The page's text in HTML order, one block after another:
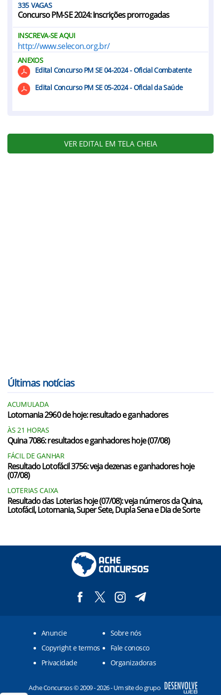
335
Concurso PM-SE 2024: Inscrições prorrogadas
INSCREVA-SE AQUI
http://www.selecon.org.br/
ANEXOS
Edital Concurso PM SE 04-2024 - Oficial Combatente
Edital Concurso PM SE 05-2024 - Oficial da Saúde
VER EDITAL EM TELA CHEIA
Últimas notícias
ACUMULADA
Lotomania 2960 de hoje: resultado e ganhadores
ÀS 21 HORAS
Quina 7086: resultados e ganhadores hoje (07/08)
FÁCIL DE GANHAR
Resultado Lotofácil 3756: veja dezenas e ganhadores hoje
(07/08)
LOTERIAS CAIXA
Resultado das Loterias hoje (07/08): veja números da Quina,
Lotofácil, Lotomania, Super Sete, Dupla Sena e Dia de Sorte
Anuncie
Sobre nós
Copyright e termos
Fale conosco
Privacidade
Organizadoras
Ache Concursos © 2009 - 2026 - Um site do grupo